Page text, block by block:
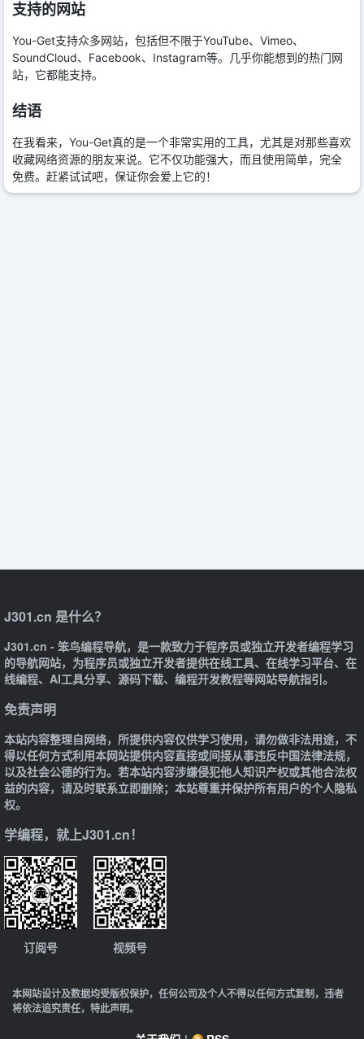
支持的网站
You-Get支持众多网站，包括但不限于YouTube、Vimeo、
SoundCloud、Facebook、Instagram等。几乎你能想到的热门网
站，它都能支持。
结语
在我看来，You-Get真的是一个非常实用的工具，尤其是对那些喜欢
收藏网络资源的朋友来说。它不仅功能强大，而且使用简单，完全
免费。赶紧试试吧，保证你会爱上它的！
J301.cn 是什么？
J301.cn - 笨鸟编程导航，是一款致力于程序员或独立开发者编程学习
的导航网站，为程序员或独立开发者提供在线工具、在线学习平台、在
线编程、AI工具分享、源码下载、编程开发教程等网站导航指引。
免责声明
本站内容整理自网络，所提供内容仅供学习使用，请勿做非法用途，不
得以任何方式利用本网站提供内容直接或间接从事违反中国法律法规，
以及社会公德的行为。若本站内容涉嫌侵犯他人知识产权或其他合法权
益的内容，请及时联系立即删除；本站尊重并保护所有用户的个人隐私
权。
学编程，就上J301.cn！
订阅号 视频号
本网站设计及数据均受版权保护，任何公司及个人不得以任何方式复制，违者
将依法追究责任，特此声明。